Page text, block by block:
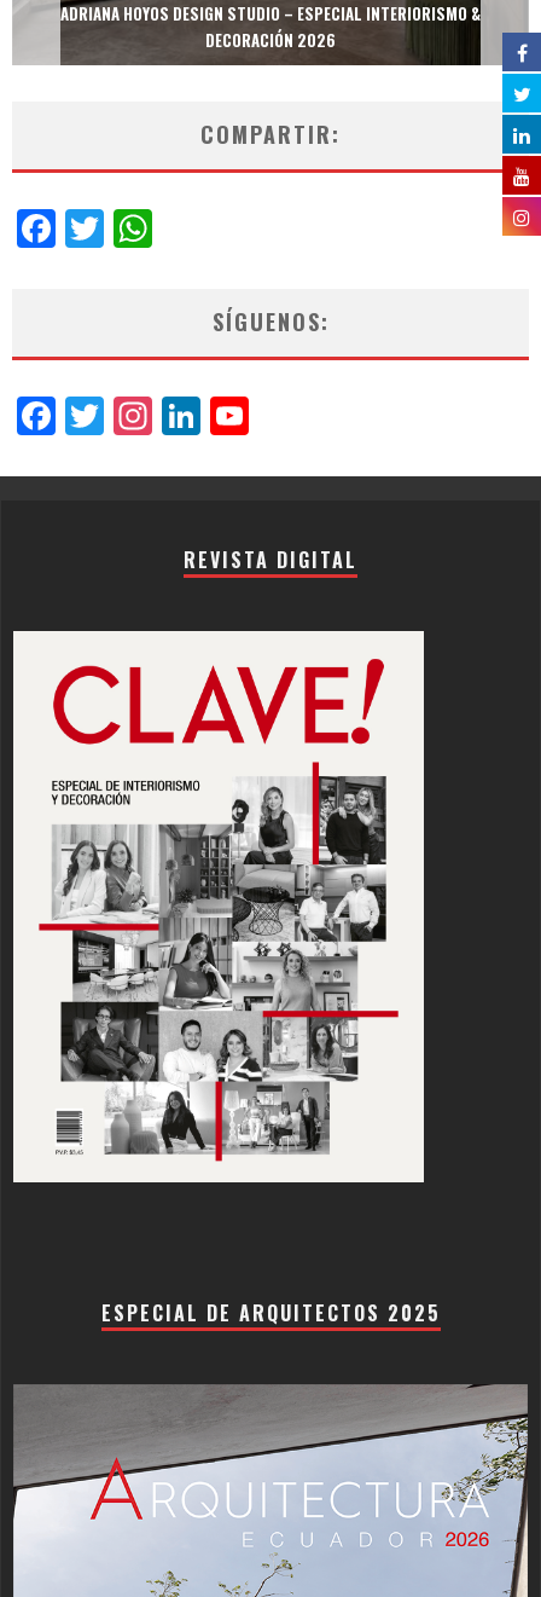
ADRIANA HOYOS DESIGN STUDIO – ESPECIAL INTERIORISMO &
DECORACIÓN 2026
COMPARTIR:
Facebook
Twitter
SÍGUENOS:
Facebook
Twitter
Instagram
LinkedIn
REVISTA DIGITAL
ESPECIAL DE ARQUITECTOS 2025